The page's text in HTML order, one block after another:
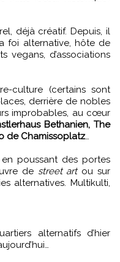
déjà créatif. Depuis, il
foi alternative, hôte de
vegans, d’associations
culture (certains sont
derrière de nobles
improbables, au cœur
Bethanien, The
de Chamissoplatz…
poussant des portes
de street artou sur
alternatives. Multikulti,